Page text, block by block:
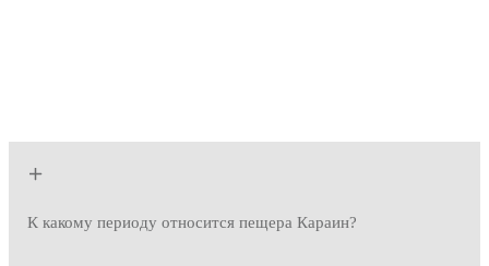
К какому периоду относится пещера Караин?